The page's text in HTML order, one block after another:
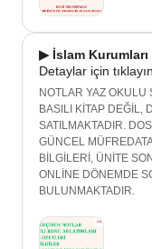
▶ İslam
Detaylar için
NOTLAR YAZ OKULU
BASILI KİTAP DEĞİL,
SATILMAKTADIR.
GÜNCEL
BİLGİLERİ, ÜNİTE
ONLİNE DÖNEMDE
BULUNMAKTADIR.